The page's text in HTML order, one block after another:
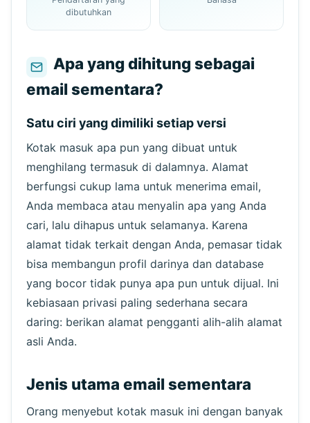
Segera segarkan dalam
Menunggu email masuk...
Segarkan
dibutuhkan
Apa yang dihitung sebagai
email sementara?
Satu ciri yang dimiliki setiap versi
Kotak masuk apa pun yang dibuat untuk
menghilang termasuk di dalamnya. Alamat
berfungsi cukup lama untuk menerima email,
Anda membaca atau menyalin apa yang Anda
cari, lalu dihapus untuk selamanya. Karena
alamat tidak terkait dengan Anda, pemasar tidak
bisa membangun profil darinya dan database
yang bocor tidak punya apa pun untuk dijual. Ini
kebiasaan privasi paling sederhana secara
daring: berikan alamat pengganti alih-alih alamat
asli Anda.
Jenis utama email sementara
Orang menyebut kotak masuk ini dengan banyak